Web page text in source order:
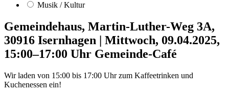
Musik / Kultur
Gemeindehaus, Martin-Luther-Weg 3A,
30916 Isernhagen | Mittwoch, 09.04.2025,
15:00–17:00 Uhr Gemeinde-Café
Wir laden von 15:00 bis 17:00 Uhr zum Kaffeetrinken und
Kuchenessen ein!